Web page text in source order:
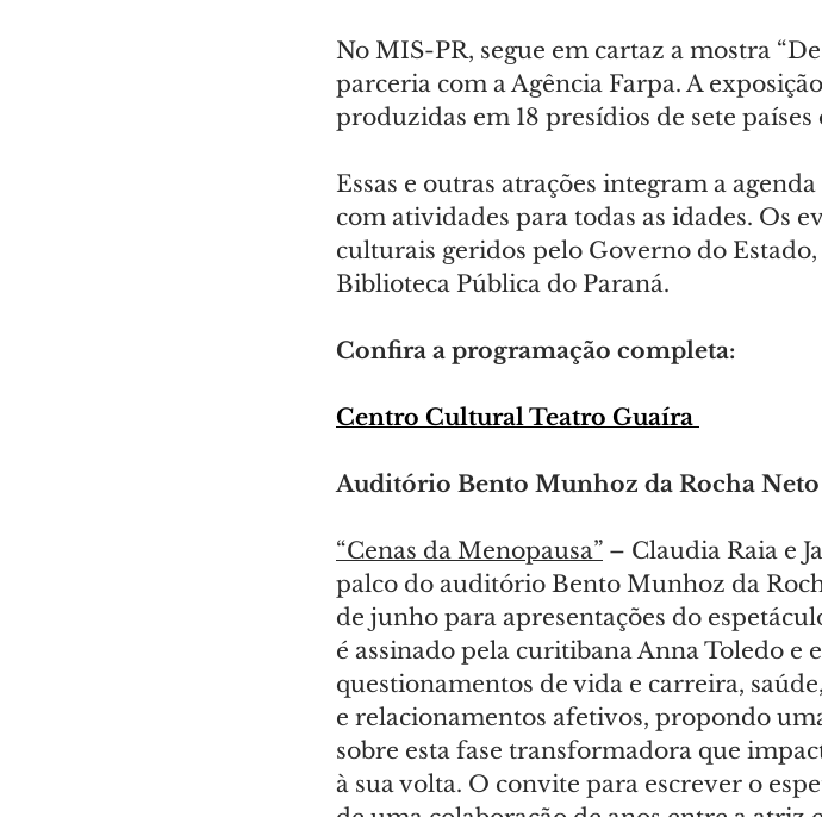
No MIS-PR, segue em cartaz a mostra
parceria com a Agência Farpa. A
produzidas em 18 presídios de sete
Essas e outras atrações integram a
com atividades para todas as idades. Os
culturais geridos pelo Governo do
Biblioteca Pública do Paraná.
Confira a programação completa:
Centro Cultural Teatro Guaíra
Auditório Bento Munhoz da Rocha
“Cenas da Menopausa” – Claudia Raia e
palco do auditório Bento Munhoz da
de junho para apresentações do
é assinado pela curitibana Anna Toledo e
questionamentos de vida e carreira,
e relacionamentos afetivos, propondo
sobre esta fase transformadora que
à sua volta. O convite para escrever o